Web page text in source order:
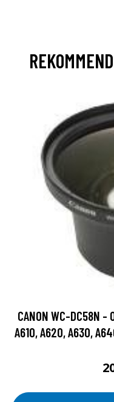
CANON WC-DC58N -
A610, A620, A630,